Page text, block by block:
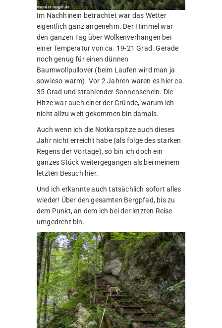
Im Nachhinein betrachtet war das Wetter
eigentlich ganz angenehm. Der Himmel war
den ganzen Tag über Wolkenverhangen bei
einer Temperatur von ca. 19-21 Grad. Gerade
noch genug für einen dünnen
Baumwollpullover (beim Laufen wird man ja
sowieso warm). Vor 2 Jahren waren es hier ca.
35 Grad und strahlender Sonnenschein. Die
Hitze war auch einer der Gründe, warum ich
nicht allzu weit gekommen bin damals.
Auch wenn ich die Notkarspitze auch dieses
Jahr nicht erreicht habe (als folge des starken
Regens der Vortage), so bin ich doch ein
ganzes Stück weitergegangen als bei meinem
letzten Besuch hier.
Und ich erkannte auch tatsächlich sofort alles
wieder! Über den gesamten Bergpfad, bis zu
dem Punkt, an dem ich bei der letzten Reise
umgedreht bin.